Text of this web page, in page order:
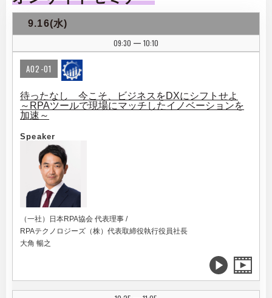
9.16(水)
09:30
| 10:10
A02-01
待ったなし 今こそ、ビジネスをDXにシフトせよ
～RPAツールで現場にマッチしたイノベーションを
加速～
Speaker
（一社）日本RPA協会 代表理事 /
RPAテクノロジーズ（株）代表取締役執行役員社長
大角 暢之